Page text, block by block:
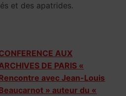
et des apatrides.
AUX
DE PARIS «
avec Jean-Louis
» auteur du «